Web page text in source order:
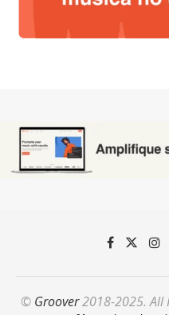
© Groover2018-2025. All